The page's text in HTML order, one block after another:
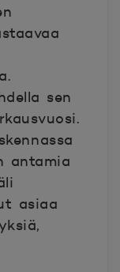
sen
antamia
asiaa